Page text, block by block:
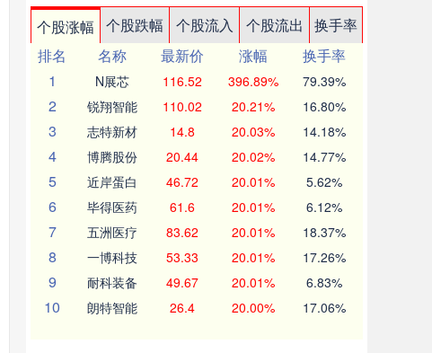
个股涨幅 个股跌幅 个股流入 个股流出
换手率
排名
名称 最新价 涨幅
换手率
1
N展芯 116.52 396.89% 79.39%
2 锐翔智能 110.02 20.21% 16.80%
3 志特新材 14.8 20.03% 14.18%
4 博腾股份 20.44 20.02% 14.77%
5 近岸蛋白 46.72 20.01% 5.62%
6 毕得医药 61.6 20.01% 6.12%
7 五洲医疗 83.62 20.01% 18.37%
8 一博科技 53.33 20.01% 17.26%
9 耐科装备 49.67 20.01% 6.83%
10 朗特智能 26.4 20.00% 17.06%